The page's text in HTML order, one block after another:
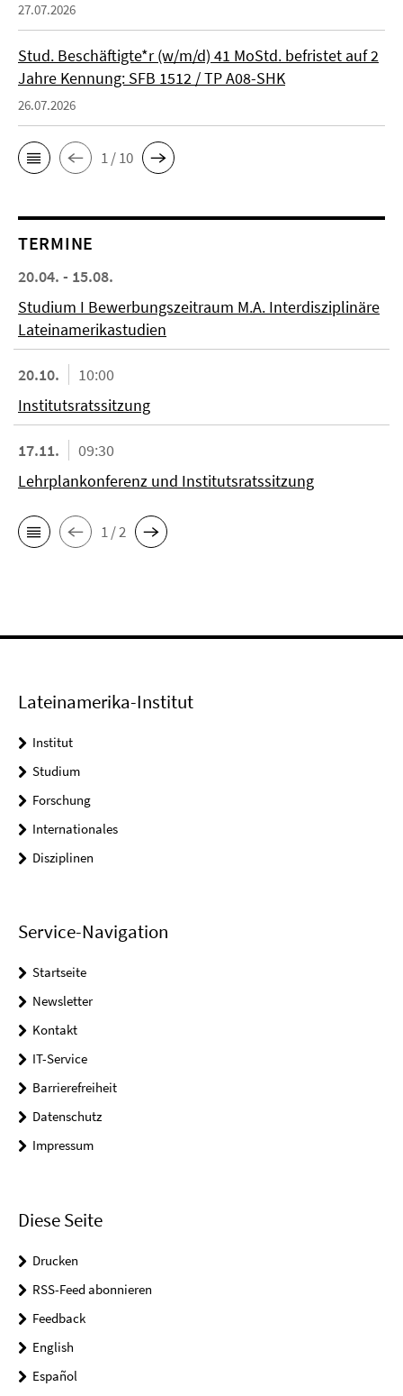
27.07.2026
Stud. Beschäftigte*r (w/m/d) 41 MoStd. befristet auf 2
Jahre Kennung: SFB 1512 / TP A08-SHK
26.07.2026
1 / 10
TERMINE
20.04. - 15.08.
Studium I Bewerbungszeitraum M.A. Interdisziplinäre
Lateinamerikastudien
20.10.
10:00
Institutsratssitzung
17.11.
09:30
Lehrplankonferenz und Institutsratssitzung
1 / 2
Lateinamerika-Institut
Institut
Studium
Forschung
Internationales
Disziplinen
Service-Navigation
Startseite
Newsletter
Kontakt
IT-Service
Barrierefreiheit
Datenschutz
Impressum
Diese Seite
Drucken
RSS-Feed abonnieren
Feedback
English
Español